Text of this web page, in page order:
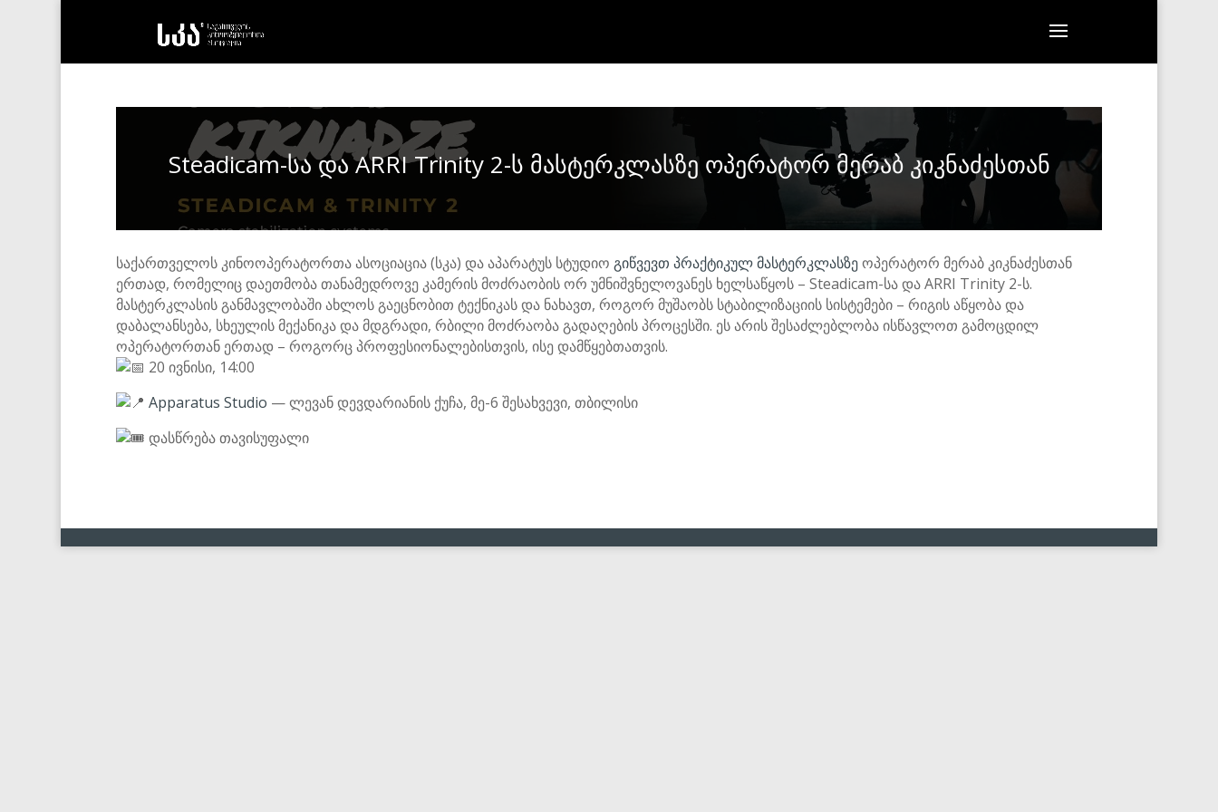
Steadicam-სა და ARRI Trinity 2-ს მასტერკლასზე ოპერატორ მერაბ კიკნაძესთან
საქართველოს კინოოპერატორთა ასოციაცია (სკა) და აპარატუს სტუდიო გიწვევთ პრაქტიკულ მასტერკლასზეოპერატორ მერაბ კიკნაძესთან
ერთად, რომელიც დაეთმობა თანამედროვე კამერის მოძრაობის ორ უმნიშვნელოვანეს ხელსაწყოს – Steadicam-სა და ARRI Trinity 2-ს.
მასტერკლასის განმავლობაში ახლოს გაეცნობით ტექნიკას და ნახავთ, როგორ მუშაობს სტაბილიზაციის სისტემები – რიგის აწყობა და
დაბალანსება, სხეულის მექანიკა და მდგრადი, რბილი მოძრაობა გადაღების პროცესში. ეს არის შესაძლებლობა ისწავლოთ გამოცდილ
ოპერატორთან ერთად – როგორც პროფესიონალებისთვის, ისე დამწყებთათვის.
20 ივნისი, 14:00
Apparatus Studio — ლევან დევდარიანის ქუჩა, მე-6 შესახვევი, თბილისი
დასწრება თავისუფალი